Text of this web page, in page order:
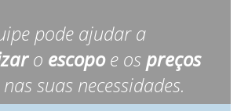
pode ajudar a
o escopoe ospreços
suas necessidades.